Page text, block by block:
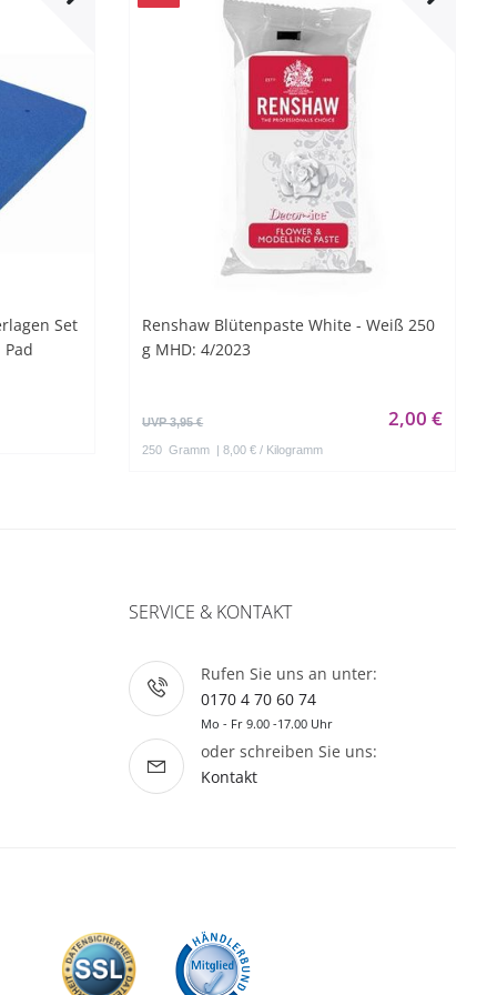
Set
Renshaw Blütenpaste White - Weiß 250
g MHD: 4/2023
UVP 3,95 € 2,00 €
250 Gramm | 8,00 € / Kilogramm
SERVICE & KONTAKT
Rufen Sie uns an unter:
0170 4 70 60 74
Mo - Fr 9.00 -17.00 Uhr
oder schreiben Sie uns:
Kontakt